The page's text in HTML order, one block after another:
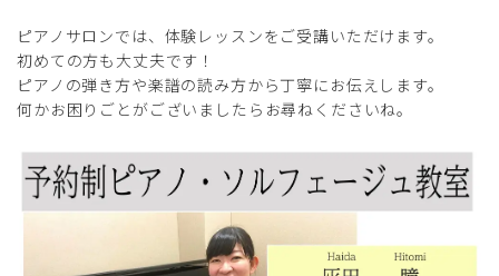
ピアノサロンでは、体験レッスンをご受講いただけます。
初めての方も大丈夫です！
ピアノの弾き方や楽譜の読み方から丁寧にお伝えします。
何かお困りごとがございましたらお尋ねくださいね。